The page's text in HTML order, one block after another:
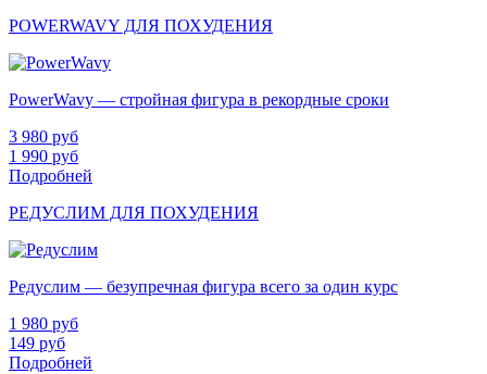
POWERWAVY ДЛЯ ПОХУДЕНИЯ
PowerWavy — стройная фигура в рекордные сроки
3 980 руб
1 990 руб
Подробней
РЕДУСЛИМ ДЛЯ ПОХУДЕНИЯ
Редуслим — безупречная фигура всего за один курс
1 980 руб
149 руб
Подробней